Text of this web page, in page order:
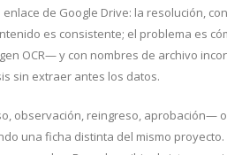
de Google Drive: la resolución,
es consistente; el problema es
OCR— y con nombres de archivo
sin extraer antes los datos.
observación, reingreso, aprobación—
una ficha distinta del mismo